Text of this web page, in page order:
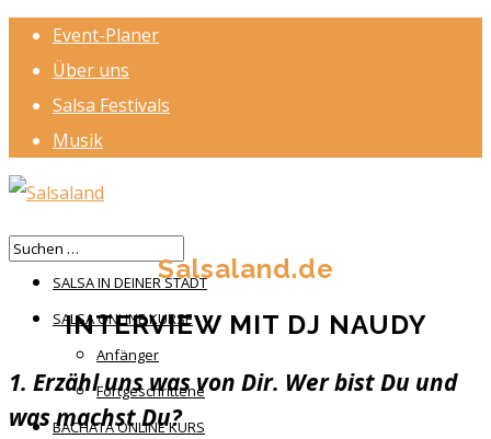
Event-Planer
Über uns
Salsa Festivals
Musik
HOME
SALSA IN DEINER STADT
SALSA ONLINE KURSE
Anfänger
Fortgeschrittene
BACHATA ONLINE KURS
Salsaland.de
INTERVIEW MIT DJ NAUDY
1. Erzähl uns was von Dir. Wer bist Du und
was machst Du?